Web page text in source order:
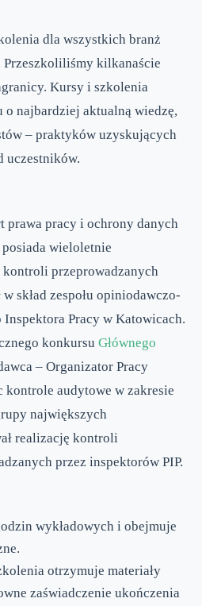
dla wszystkich branż
Przeszkoliliśmy kilkanaście
Kursy i szkolenia
o najbardziej aktualną wiedzę,
– praktyków uzyskujących
uczestników.
prawa pracy i ochrony danych
wieloletnie
kontroli przeprowadzanych
skład zespołu opiniodawczo-
Pracy w Katowicach.
konkursu Głównego
– Organizator Pracy
kontrole audytowe w zakresie
największych
realizację kontroli
przez inspektorów PIP.
wykładowych i obejmuje
otrzymuje materiały
zaświadczenie ukończenia